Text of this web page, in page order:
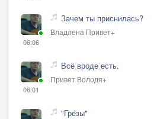
06:06
Зачем ты приснилась?
Владлена Привет+
06:01
Всё вроде есть.
Привет Володя+
"Грёзы"